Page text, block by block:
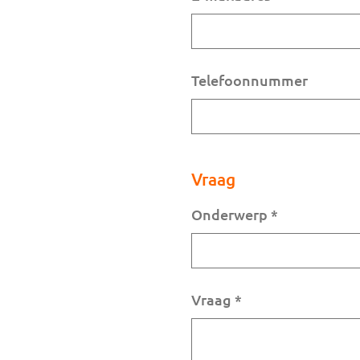
Telefoonnummer
Vraag
Onderwerp *
Vraag *